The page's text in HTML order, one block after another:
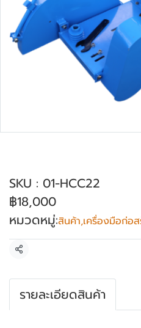
SKU : 01-HCC22
฿18,000
หมวดหมู่:สินค้า,เครื่องมือก่อ
แชร์
รายละเอียดสินค้า